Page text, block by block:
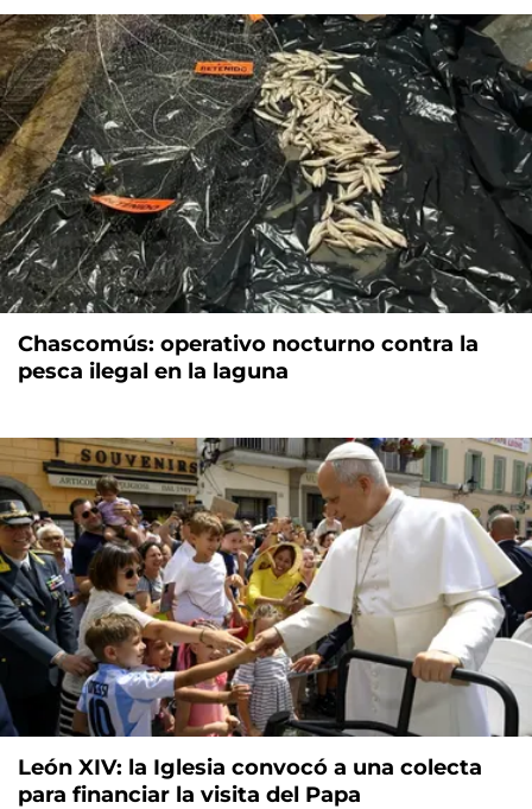
Chascomús: operativo nocturno contra la
pesca ilegal en la laguna
León XIV: la Iglesia convocó a una colecta
para financiar la visita del Papa